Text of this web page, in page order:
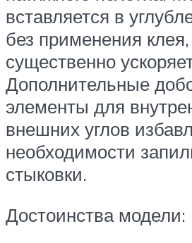
вставляется в
без применения
существенно
Дополнительные
элементы для
внешних углов
необходимости
стыковки.
Достоинства модели: